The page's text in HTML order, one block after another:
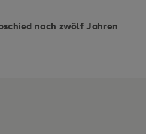
nach zwölf Jahren